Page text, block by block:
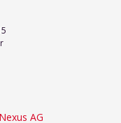
Nexus AG